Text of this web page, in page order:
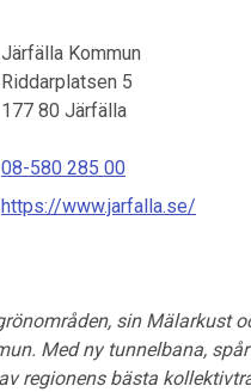
Järfälla Kommun
Riddarplatsen 5
177 80 Järfälla
08-580 285 00
https://www.jarfalla.se/
sin Mälarkust
Med ny tunnelbana,
regionens bästa